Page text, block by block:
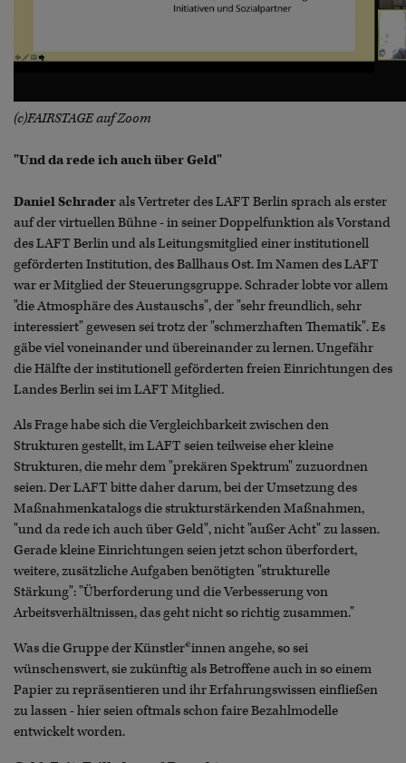
(c)FAIRSTAGE auf Zoom
"Und da rede ich auch über Geld"
Daniel Schraderals Vertreter des LAFT Berlin sprach als erster
auf der virtuellen Bühne - in seiner Doppelfunktion als Vorstand
des LAFT Berlin und als Leitungsmitglied einer institutionell
geförderten Institution, des Ballhaus Ost. Im Namen des LAFT
war er Mitglied der Steuerungsgruppe. Schrader lobte vor allem
"die Atmosphäre des Austauschs", der "sehr freundlich, sehr
interessiert" gewesen sei trotz der "schmerzhaften Thematik". Es
gäbe viel voneinander und übereinander zu lernen. Ungefähr
die Hälfte der institutionell geförderten freien Einrichtungen des
Landes Berlin sei im LAFT Mitglied.
Als Frage habe sich die Vergleichbarkeit zwischen den
Strukturen gestellt, im LAFT seien teilweise eher kleine
Strukturen, die mehr dem "prekären Spektrum" zuzuordnen
seien. Der LAFT bitte daher darum, bei der Umsetzung des
Maßnahmenkatalogs die strukturstärkenden Maßnahmen,
"und da rede ich auch über Geld", nicht "außer Acht" zu lassen.
Gerade kleine Einrichtungen seien jetzt schon überfordert,
weitere, zusätzliche Aufgaben benötigten "strukturelle
Stärkung": "Überforderung und die Verbesserung von
Arbeitsverhältnissen, das geht nicht so richtig zusammen."
Was die Gruppe der Künstler*innen angehe, so sei
wünschenswert, sie zukünftig als Betroffene auch in so einem
Papier zu repräsentieren und ihr Erfahrungswissen einfließen
zu lassen - hier seien oftmals schon faire Bezahlmodelle
entwickelt worden.